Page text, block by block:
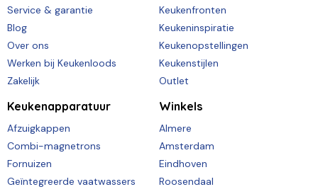
Service & garantie
Blog
Over ons
Werken bij Keukenloods
Zakelijk
Keukenfronten
Keukeninspiratie
Keukenopstellingen
Keukenstijlen
Outlet
Keukenapparatuur
Afzuigkappen
Combi-magnetrons
Fornuizen
Geïntegreerde vaatwassers
Winkels
Almere
Amsterdam
Eindhoven
Roosendaal